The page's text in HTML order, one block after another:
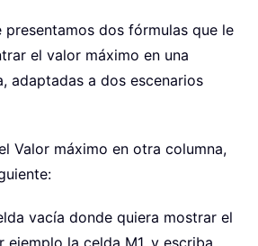
presentamos dos fórmulas que le
el valor máximo en una
adaptadas a dos escenarios
Valor máximo en otra columna,
vacía donde quiera mostrar el